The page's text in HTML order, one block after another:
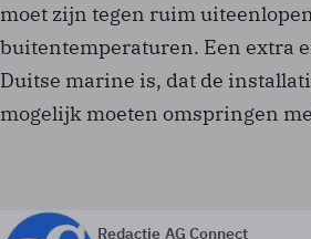
moet zijn tegen ruim
buitentemperaturen. Een extra
Duitse marine is, dat de
mogelijk moeten omspringen
Redactie AG Connect